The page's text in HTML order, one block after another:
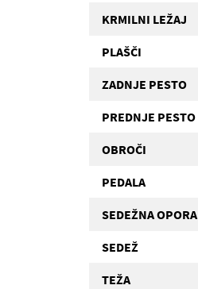
KRMILNI LEŽAJ
PLAŠČI
ZADNJE PESTO
PREDNJE PESTO
OBROČI
PEDALA
SEDEŽNA OPORA
SEDEŽ
TEŽA